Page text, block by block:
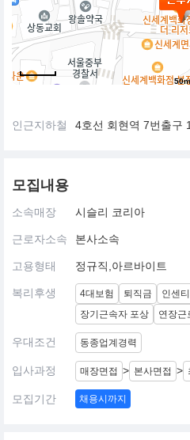
50m
인근지하철 4호선 회현역 7번출구
모집내용
소속매장 시슬리 코리아
근로자소속 본사소속
고용형태 정규직,아르바이트
복리후생 4대보험 퇴직금 인센
장기근속자 포상
연장근
우대조건 동종업계경력
입사과정 매장면접 > 본사면접 >
모집기간 채용시까지